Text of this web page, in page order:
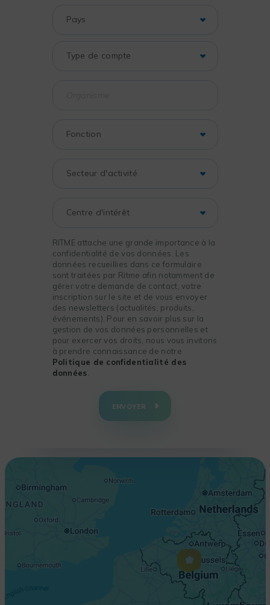
RITME attache une grande importance à la
confidentialité de vos données. Les
données recueillies dans ce formulaire
sont traitées par Ritme afin notamment de
gérer votre demande de contact, votre
inscription sur le site et de vous envoyer
des newsletters (actualités, produits,
événements). Pour en savoir plus sur la
gestion de vos données personnelles et
pour exercer vos droits, nous vous invitons
à prendre connaissance de notre
Politique de confidentialité des
données
ENVOYER